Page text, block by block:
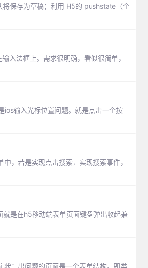
将保存为草稿；利用 H5的 pushstate（个
入法框上。需求很明确，看似很简单，
ios输入光标位置问题。就是点击一个按
，若是实现点击搜索，实现搜索事件，
是在h5移动端表单页面键盘弹出收起兼
：出问题的页面是一个表单结构。即类